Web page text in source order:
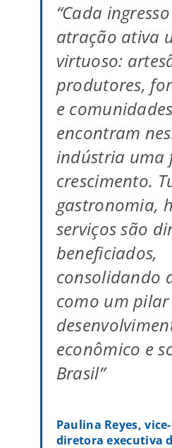
“Cada
atração ativa
virtuoso:
produtores,
e
encontram
indústria uma
crescimento.
gastronomia,
serviços são
beneficiados,
consolidando
como um
econômico e
Brasil”
Paulina Reyes,
diretora executiva